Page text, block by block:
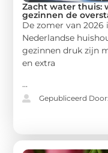
Zacht water thuis:
gezinnen de
De zomer van
Nederlandse
gezinnen druk zijn
en extra
...
Gepubliceerd